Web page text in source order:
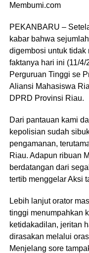
Membumi.com
PEKANBARU –
kabar bahwa
digembosi untuk tidak
faktanya hari ini (11/
Perguruan Tinggi se
Aliansi Mahasiswa
DPRD Provinsi Riau.
Dari pantauan kami
kepolisian sudah
pengamanan,
Riau. Adapun ribuan
berdatangan dari
tertib menggelar Aksi
Lebih lanjut orator
tinggi menumpahkan
ketidakadilan, jeritan
dirasakan melalui
Menjelang sore